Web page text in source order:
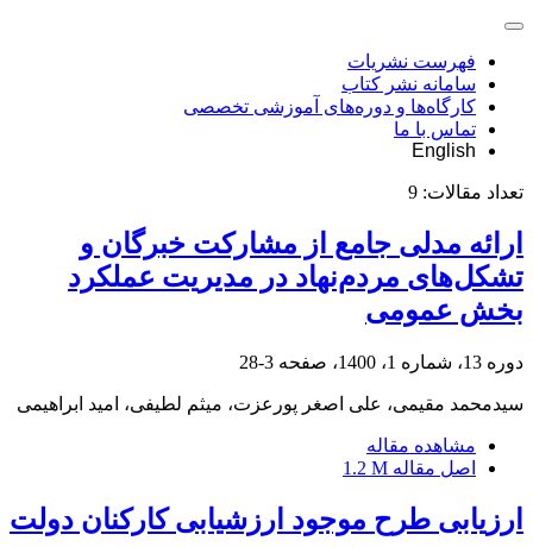
فهرست نشریات
سامانه نشر کتاب
کارگاه‌ها و دوره‌های آموزشی تخصصی
تماس با ما
English
تعداد مقالات: 9
ارائه مدلی جامع از مشارکت خبرگان و
تشکل‌های مردم‌نهاد در مدیریت عملکرد
بخش عمومی
دوره 13، شماره 1، 1400، صفحه 3-28
سیدمحمد مقیمی، علی اصغر پورعزت، میثم لطیفی، امید ابراهیمی
مشاهده مقاله
اصل مقاله 1.2 M
ارزیابی طرح موجود ارزشیابی کارکنان دولت